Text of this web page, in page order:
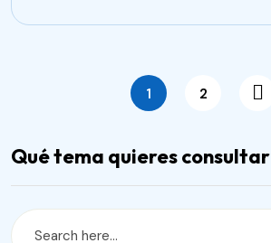
1 2
Qué tema quieres consultar